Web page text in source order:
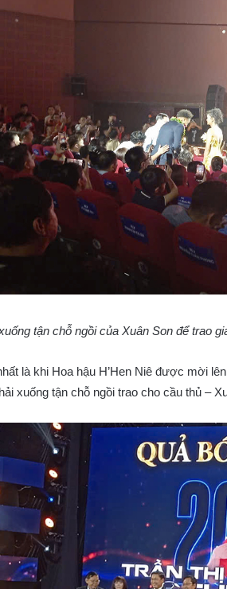
tận chỗ ngồi của Xuân Son để trao
là khi Hoa hậu H’Hen Niê được mời
xuống tận chỗ ngồi trao cho cầu thủ –